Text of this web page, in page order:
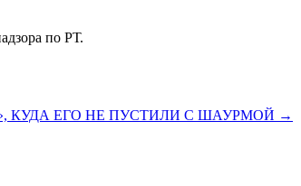
по РТ.
КУДА ЕГО НЕ ПУСТИЛИ С ШАУРМОЙ →